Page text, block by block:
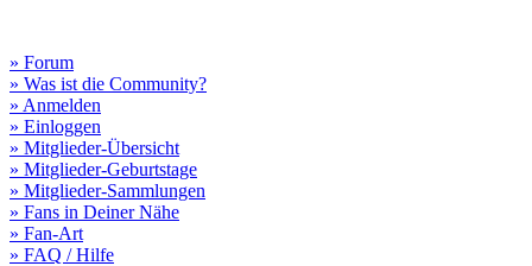
» Forum
» Was ist die Community?
» Anmelden
» Einloggen
» Mitglieder-Übersicht
» Mitglieder-Geburtstage
» Mitglieder-Sammlungen
» Fans in Deiner Nähe
» Fan-Art
» FAQ / Hilfe